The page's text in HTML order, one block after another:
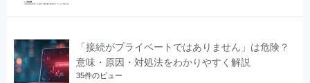
「接続がプライベートではありません」は危険？
意味・原因・対処法をわかりやすく解説
35件のビュー